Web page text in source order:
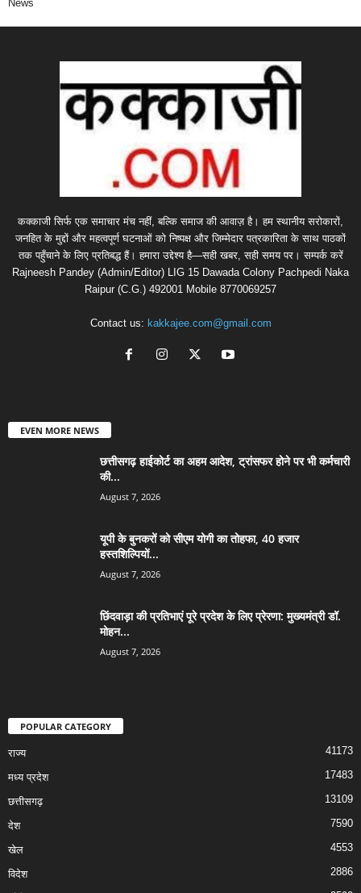
News
कक्काजी सिर्फ एक समाचार मंच नहीं, बल्कि समाज की आवाज़ है। हम स्थानीय सरोकारों,
जनहित के मुद्दों और महत्वपूर्ण घटनाओं को निष्पक्ष और जिम्मेदार पत्रकारिता के साथ पाठकों
तक पहुँचाने के लिए प्रतिबद्ध हैं। हमारा उद्देश्य है—सही खबर, सही समय पर। सम्पर्क करें
Rajneesh Pandey (Admin/Editor) LIG 15 Dawada Colony Pachpedi Naka
Raipur (C.G.) 492001 Mobile 8770069257
Contact us: kakkajee.com@gmail.com
EVEN MORE NEWS
छत्तीसगढ़ हाईकोर्ट का अहम आदेश, ट्रांसफर होने पर भी कर्मचारी
की...
August 7, 2026
यूपी के बुनकरों को सीएम योगी का तोहफा, 40 हजार
हस्तशिल्पियों...
August 7, 2026
छिंदवाड़ा की प्रतिभाएं पूरे प्रदेश के लिए प्रेरणा: मुख्यमंत्री डॉ.
मोहन...
August 7, 2026
POPULAR CATEGORY
राज्य 41173
मध्य प्रदेश 17483
छत्तीसगढ़ 13109
देश 7590
खेल 4553
विदेश 2886